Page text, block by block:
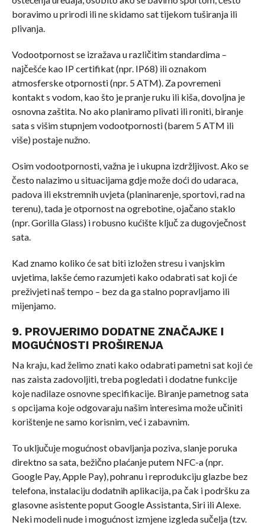
boravimo u prirodi ili ne skidamo sat tijekom tuširanja ili
plivanja.
Vodootpornost se izražava u različitim standardima –
najčešće kao IP certifikat (npr. IP68) ili oznakom
atmosferske otpornosti (npr. 5 ATM). Za povremeni
kontakt s vodom, kao što je pranje ruku ili kiša, dovoljna je
osnovna zaštita. No ako planiramo plivati ili roniti, biranje
sata s višim stupnjem vodootpornosti (barem 5 ATM ili
više) postaje nužno.
Osim vodootpornosti, važna je i ukupna izdržljivost. Ako se
često nalazimo u situacijama gdje može doći do udaraca,
padova ili ekstremnih uvjeta (planinarenje, sportovi, rad na
terenu), tada je otpornost na ogrebotine, ojačano staklo
(npr. Gorilla Glass) i robusno kućište ključ za dugovječnost
sata.
Kad znamo koliko će sat biti izložen stresu i vanjskim
uvjetima, lakše ćemo razumjeti kako odabrati sat koji će
preživjeti naš tempo – bez da ga stalno popravljamo ili
mijenjamo.
9. PROVJERIMO DODATNE ZNAČAJKE I
MOGUĆNOSTI PROŠIRENJA
Na kraju, kad želimo znati kako odabrati pametni sat koji će
nas zaista zadovoljiti, treba pogledati i dodatne funkcije
koje nadilaze osnovne specifikacije. Biranje pametnog sata
s opcijama koje odgovaraju našim interesima može učiniti
korištenje ne samo korisnim, već i zabavnim.
To uključuje mogućnost obavljanja poziva, slanje poruka
direktno sa sata, bežično plaćanje putem NFC-a (npr.
Google Pay, Apple Pay), pohranu i reprodukciju glazbe bez
telefona, instalaciju dodatnih aplikacija, pa čak i podršku za
glasovne asistente poput Google Assistanta, Siri ili Alexe.
Neki modeli nude i mogućnost izmjene izgleda sučelja (tzv.